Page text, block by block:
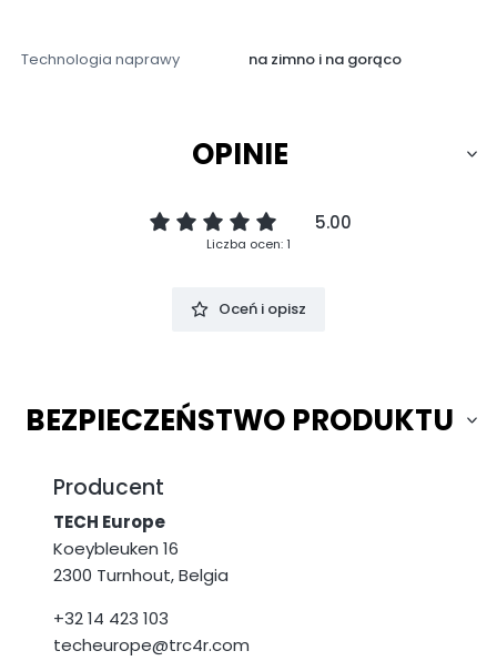
Technologia naprawy na zimno i na gorąco
OPINIE
5.00
Liczba ocen: 1
Oceń i opisz
BEZPIECZEŃSTWO PRODUKTU
Producent
TECH Europe
Koeybleuken 16
2300 Turnhout, Belgia
+32 14 423 103
techeurope@trc4r.com